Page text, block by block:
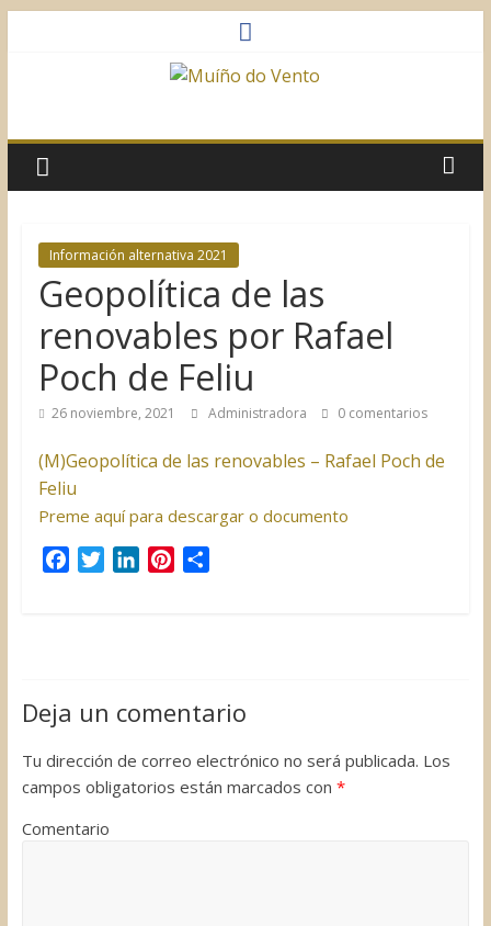
do
Vento
Asociación
Sociocultural
Información alternativa 2021
Geopolítica de las
renovables por Rafael
Poch de Feliu
26 noviembre, 2021 Administradora 0 comentarios
(M)Geopolítica de las renovables – Rafael Poch de
Feliu
Preme aquí para descargar o documento
o
r
I
e
t
t
r
Deja un comentario
Tu dirección de correo electrónico no será publicada. Los
campos obligatorios están marcados con *
Comentario